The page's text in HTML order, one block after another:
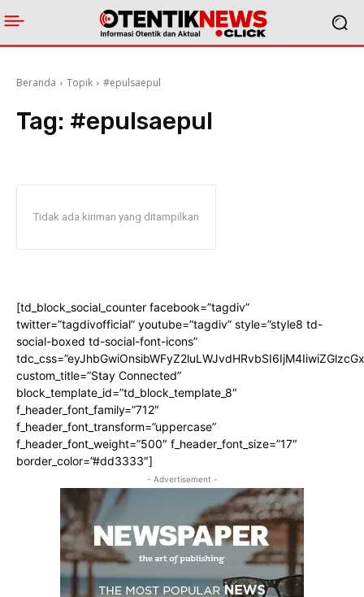
Beranda Topik #epulsaepul
Tag: #epulsaepul
Tidak ada kiriman yang ditampilkan
[td_block_social_counter facebook=”tagdiv”
twitter=”tagdivofficial” youtube=”tagdiv” style=”style8 td-
social-boxed td-social-font-icons”
custom_title=”Stay Connected”
block_template_id=”td_block_template_8″
f_header_font_family=”712″
f_header_font_transform=”uppercase”
f_header_font_weight=”500″ f_header_font_size=”17″
border_color=”#dd3333″]
- Advertisement -